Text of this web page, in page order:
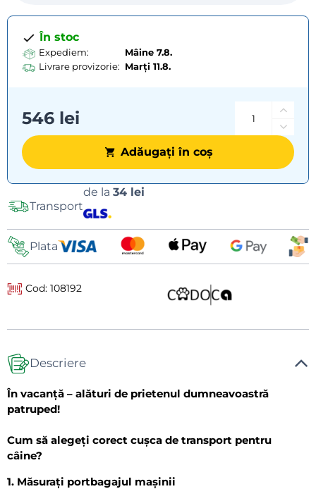
În stoc
Expediem:
Mâine 7.8.
Livrare provizorie: Marți 11.8.
546 lei
Adăugați în coș
Transport
de la 34 lei
Plata
Cod: 108192
Descriere
În vacanță – alături de prietenul dumneavoastră
patruped!
Cum să alegeți corect cușca de transport pentru
câine?
1. Măsurați portbagajul mașinii